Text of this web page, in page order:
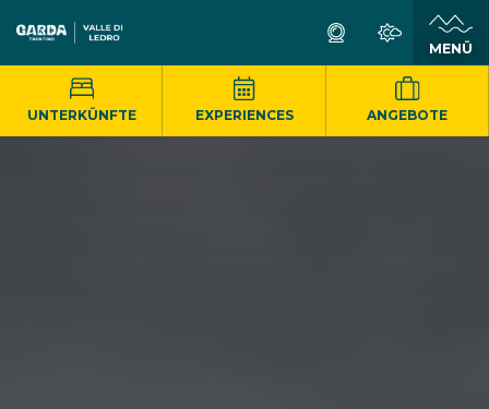
MENÜ
UNTERKÜNFTE EXPERIENCES ANGEBOTE